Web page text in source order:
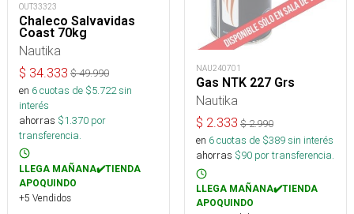
OUT33323
Chaleco Salvavidas
Coast 70kg
Nautika
$ 34.333 $49.990
en 6cuotas de $5.722sin
interés
ahorras $1.370 por
transferencia.
LLEGA MAÑANA✔️TIENDA
APOQUINDO
+5 Vendidos
NAU240701
Gas NTK 227 Grs
Nautika
$ 2.333 $2.990
en 6cuotas de $389sin interés
ahorras $90 por transferencia.
LLEGA MAÑANA✔️TIENDA
APOQUINDO